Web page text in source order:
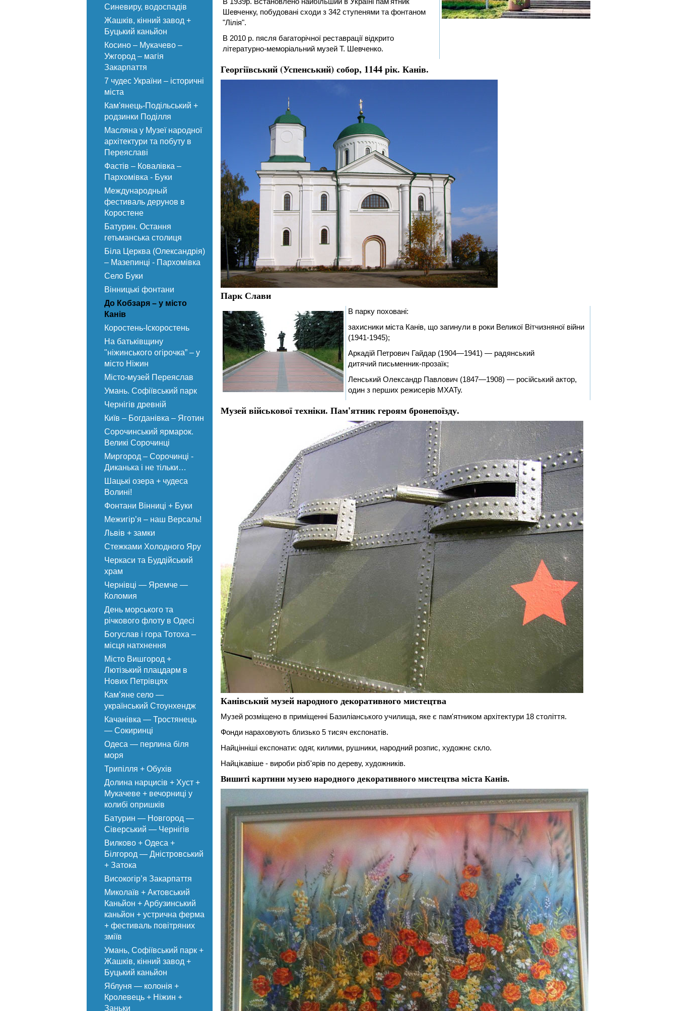
Синевиру, водоспадів
Жашків, кінний завод +
Буцький каньйон
Косино – Мукачево –
Ужгород – магія
Закарпаття
7 чудес України – історичні
міста
Кам'янець-Подільський +
родзинки Поділля
Масляна у Музеї народної
архітектури та побуту в
Переяславі
Фастів – Ковалівка –
Пархомівка - Буки
Международный
фестиваль дерунов в
Коростене
Батурин. Остання
гетьманська столиця
Біла Церква (Олександрія)
– Мазепинці - Пархомівка
Село Буки
Вінницькі фонтани
До Кобзаря – у місто
Канів
Коростень-Іскоростень
На батьківщину
"ніжинського огірочка” – у
місто Ніжин
Місто-музей Переяслав
Умань. Софіївський парк
Чернігів древній
Київ – Богданівка – Яготин
Сорочинський ярмарок.
Великі Сорочинці
Миргород – Сорочинці -
Диканька і не тільки…
Шацькі озера + чудеса
Волині!
Фонтани Вінниці + Буки
Межигір’я – наш Версаль!
Львів + замки
Стежками Холодного Яру
Черкаси та Буддійський
храм
Чернівці — Яремче —
Коломия
День морського та
річкового флоту в Одесі
Богуслав і гора Тотоха –
місця натхнення
Місто Вишгород +
Лютізький плацдарм в
Нових Петрівцях
Кам’яне село —
український Стоунхендж
Качанівка — Тростянець
— Сокиринці
Одеса — перлина біля
моря
Трипілля + Обухів
Долина нарцисів + Хуст +
Мукачеве + вечорниці у
колибі опришків
Батурин — Новгород —
Сіверський — Чернігів
Вилково + Одеса +
Білгород — Дністровський
+ Затока
Високогір’я Закарпаття
Миколаїв + Актовський
Каньйон + Арбузинський
каньйон + устрична ферма
+ фестиваль повітряних
зміїв
Умань, Софіївський парк +
Жашків, кінний завод +
Буцький каньйон
Яблуня — колонія +
Кролевець + Ніжин +
Заньки
Шевченку, побудовані сходи з 342 ступенями та фонтаном
"Лілія".
В 2010 р. пясля багаторічної реставрації відкрито
літературно-меморіальний музей Т. Шевченко.
Георгіївський (Успенський) собор, 1144 рік. Канів.
Парк Слави
В парку поховані:
захисники міста Канів, що загинули в роки Великої Вітчизняної війни
(1941-1945);
Аркадій Петрович Гайдар (1904—1941) — радянський
дитячий письменник-прозаїк;
Ленський Олександр Павлович (1847—1908) — російський актор,
один з перших режисерів МХАТу.
Музей військової техніки. Пам'ятник героям бронепоїзду.
Канівський музей народного декоративного мистецтва
Музей розміщено в приміщенні Базиліанського училища, яке є пам'ятником архітектури 18 століття.
Фонди нараховують близько 5 тисяч експонатів.
Найцінніші експонати: одяг, килими, рушники, народний розпис, художнє скло.
Найцікавіше - вироби різб'ярів по дереву, художників.
Вишиті картини музею народного декоративного мистецтва міста Канів.